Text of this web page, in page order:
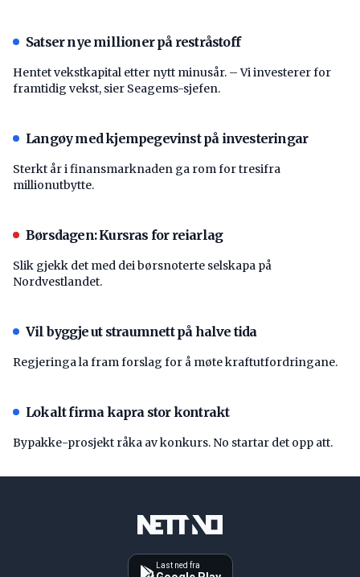
Satser nye millioner på restråstoff
Hentet vekstkapital etter nytt minusår. – Vi investerer for
framtidig vekst, sier Seagems-sjefen.
Langøy med kjempegevinst på investeringar
Sterkt år i finansmarknaden ga rom for tresifra
millionutbytte.
Børsdagen: Kursras for reiarlag
Slik gjekk det med dei børsnoterte selskapa på
Nordvestlandet.
Vil byggje ut straumnett på halve tida
Regjeringa la fram forslag for å møte kraftutfordringane.
Lokalt firma kapra stor kontrakt
Bypakke-prosjekt råka av konkurs. No startar det opp att.
Last ned fra